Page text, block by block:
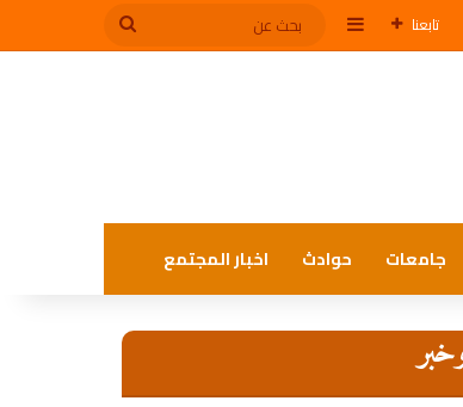
تابعنا إضافة عمود جانبي
بحث
جامعات حوادث اخبار المجتمع